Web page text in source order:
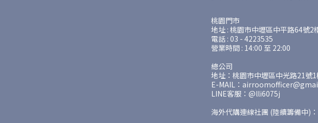
桃園門市
地址 : 桃園市中壢區中平路64號2
電話 : 03 - 4223535
營業時間 : 14:00 至 22:00
總公司
地址：桃園市中壢區中光路21號
E-MAIL：
LINE客服：@lli6075j
海外代購連線社團 (陸續籌備中)：